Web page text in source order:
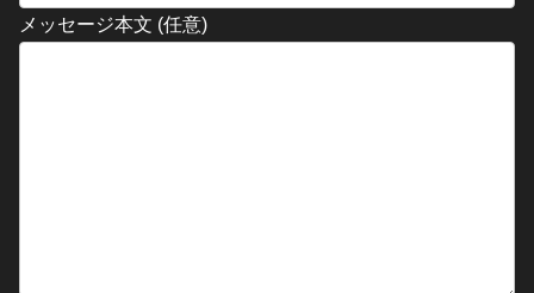
メッセージ本文 (任意)